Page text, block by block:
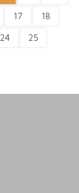
17 18
24 25